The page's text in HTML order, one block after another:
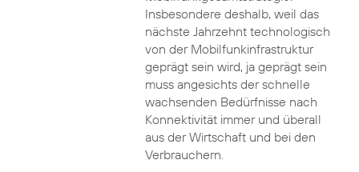
Insbesondere deshalb, weil das
nächste Jahrzehnt technologisch
von der Mobilfunkinfrastruktur
geprägt sein wird, ja geprägt sein
muss angesichts der schnelle
wachsenden Bedürfnisse nach
Konnektivität immer und überall
aus der Wirtschaft und bei den
Verbrauchern.